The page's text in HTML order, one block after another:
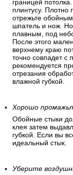
границей
плинтусу. Плотно
отрежьте
шпатель и нож.
плавным, под
После этого
верхнему краю
точно совпадет с
рекомендуется
отрезания
влажной губкой.
Хорошо
Обойные стыки
клея затем
губкой. Если вы
идеальный стык.
Уберите